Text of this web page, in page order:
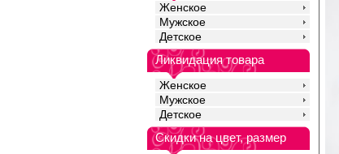
Женское
Мужское
Детское
Ликвидация товара
Женское
Мужское
Детское
Скидки на цвет, размер